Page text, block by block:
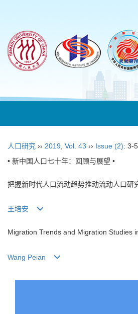
人口研究 ›› 2019 Vol. 43 ›› Issue (2): 3-5.
• 新中国人口七十年：回顾与展望 •
把握新时代人口流动趋势推动流动人口研
王培安
Migration Trends and Migration Studies
Wang Peian